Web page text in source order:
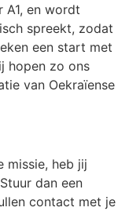
A1, en wordt
spreekt, zodat
een start met
hopen zo ons
van Oekraïense
missie, heb jij
dan een
contact met je